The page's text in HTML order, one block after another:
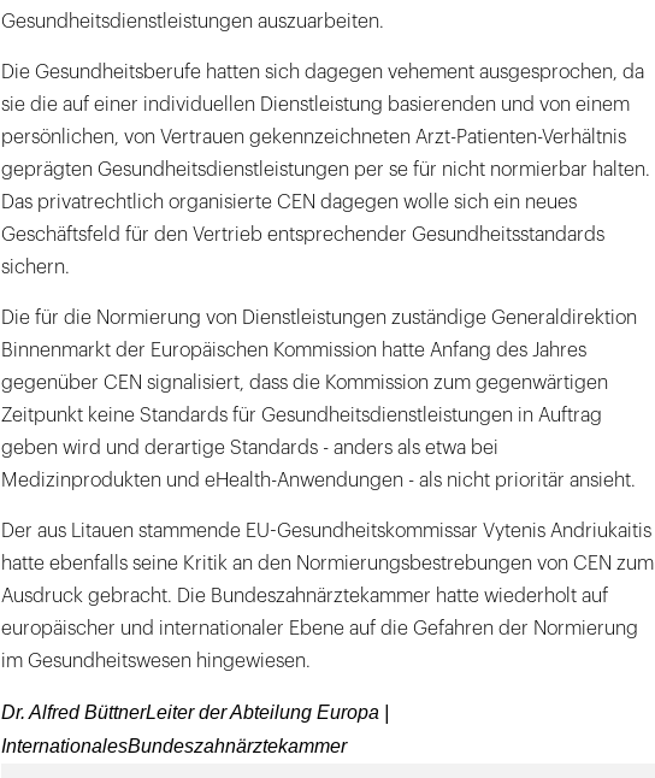
Gesundheitsdienstleistungen auszuarbeiten.
Die Gesundheitsberufe hatten sich dagegen vehement ausgesprochen, da
sie die auf einer individuellen Dienstleistung basierenden und von einem
persönlichen, von Vertrauen gekennzeichneten Arzt-Patienten-Verhältnis
geprägten Gesundheitsdienstleistungen per se für nicht normierbar halten.
Das privatrechtlich organisierte CEN dagegen wolle sich ein neues
Geschäftsfeld für den Vertrieb entsprechender Gesundheitsstandards
sichern.
Die für die Normierung von Dienstleistungen zuständige Generaldirektion
Binnenmarkt der Europäischen Kommission hatte Anfang des Jahres
gegenüber CEN signalisiert, dass die Kommission zum gegenwärtigen
Zeitpunkt keine Standards für Gesundheitsdienstleistungen in Auftrag
geben wird und derartige Standards - anders als etwa bei
Medizinprodukten und eHealth-Anwendungen - als nicht prioritär ansieht.
Der aus Litauen stammende EU-Gesundheitskommissar Vytenis Andriukaitis
hatte ebenfalls seine Kritik an den Normierungsbestrebungen von CEN zum
Ausdruck gebracht. Die Bundeszahnärztekammer hatte wiederholt auf
europäischer und internationaler Ebene auf die Gefahren der Normierung
im Gesundheitswesen hingewiesen.
Dr. Alfred BüttnerLeiter der Abteilung Europa |
InternationalesBundeszahnärztekammer